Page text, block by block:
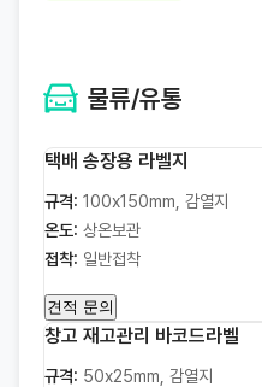
물류/유통
택배 송장용 라벨지
규격: 100x150mm, 감열지
온도: 상온보관
접착: 일반접착
견적 문의
창고 재고관리 바코드라벨
규격: 50x25mm, 감열지